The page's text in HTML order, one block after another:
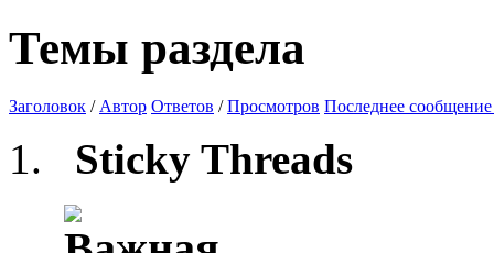
Темы раздела
Заголовок / Автор Ответов /Просмотров Последнее сообщение
Sticky Threads